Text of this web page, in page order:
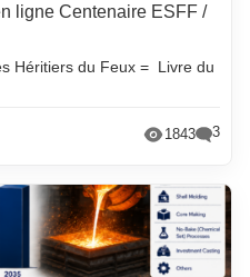
ligne Centenaire ESFF /
Héritiers du Feux = Livre du
1843 3